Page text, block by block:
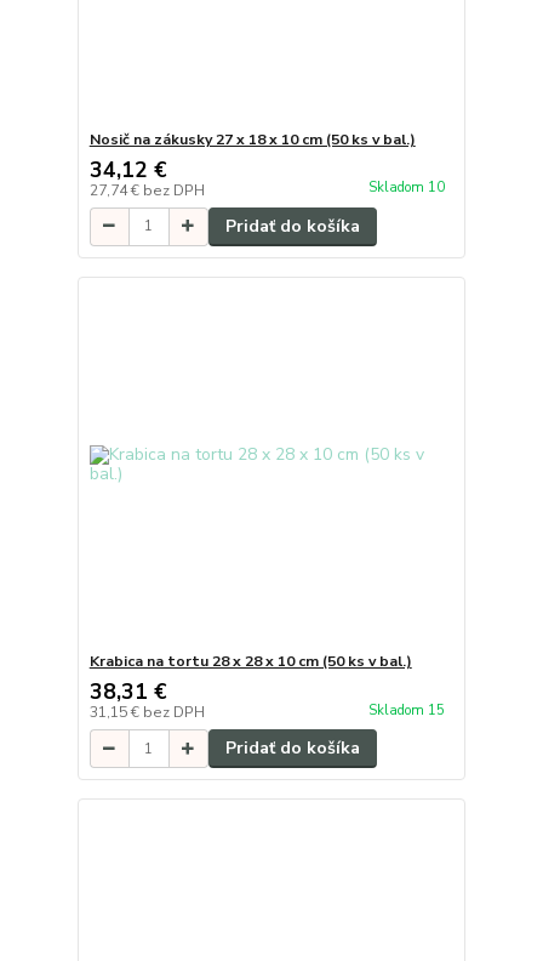
Nosič na zákusky 27 x 18 x 10 cm (50 ks v bal.)
34,12 €
27,74 € bez DPH Skladom 10
Pridať do košíka
Krabica na tortu 28 x 28 x 10 cm (50 ks v bal.)
38,31 €
31,15 € bez DPH Skladom 15
Pridať do košíka